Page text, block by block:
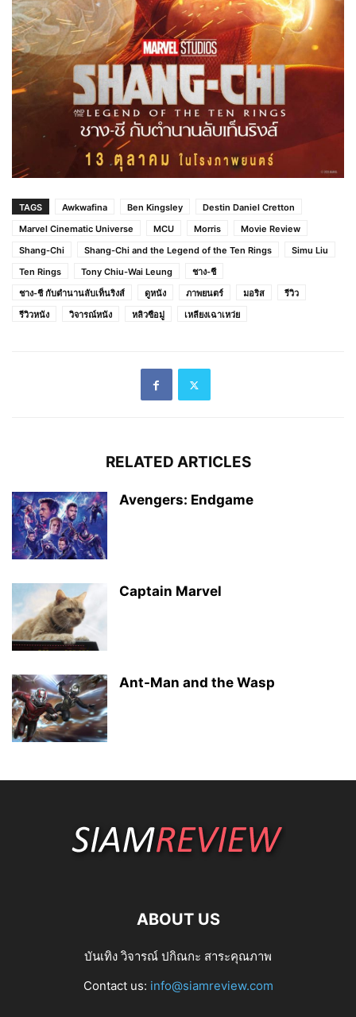
TAGS Awkwafina Ben Kingsley
Destin Daniel Cretton
Marvel Cinematic Universe
MCU Morris
Movie Review
Shang-Chi
Shang-Chi and the Legend of the Ten Rings
Simu Liu
Ten Rings
Tony Chiu-Wai Leung
ชาง-ชี
ชาง-ชี กับตำนานลับเท็นริงส์
ดูหนัง ภาพยนตร์ มอริส
รีวิว
รีวิวหนัง
วิจารณ์หนัง หลิวซือมู่ เหลียงเฉาเหว่ย
RELATED ARTICLES
Avengers: Endgame
Captain Marvel
Ant-Man and the Wasp
ABOUT US
บันเทิง วิจารณ์ ปกิณกะ สาระคุณภาพ
Contact us: info@siamreview.com